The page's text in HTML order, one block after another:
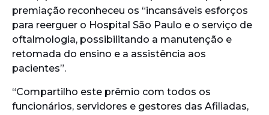
premiação reconheceu os “incansáveis esforços
para reerguer o Hospital São Paulo e o serviço de
oftalmologia, possibilitando a manutenção e
retomada do ensino e a assistência aos
pacientes”.
“Compartilho este prêmio com todos os
funcionários, servidores e gestores das Afiliadas,